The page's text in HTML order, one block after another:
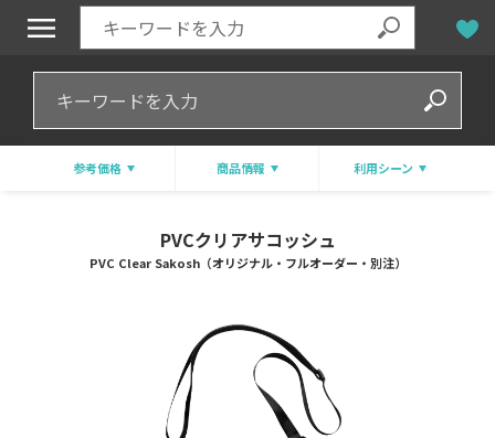
参考価格 商品情報 利用シーン
PVCクリアサコッシュ
PVC Clear Sakosh（オリジナル・フルオーダー・別注）